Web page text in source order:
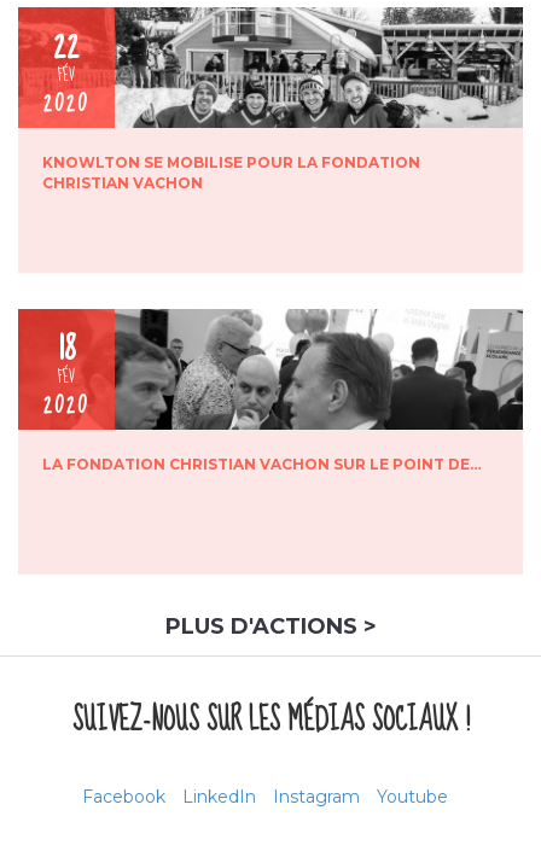
22
FÉV
2020
KNOWLTON SE MOBILISE POUR LA FONDATION
CHRISTIAN VACHON
18
FÉV
2020
LA FONDATION CHRISTIAN VACHON SUR LE POINT DE…
PLUS D'ACTIONS >
SUIVEZ-NOUS SUR LES MÉDIAS SOCIAUX !
Facebook LinkedIn Instagram Youtube